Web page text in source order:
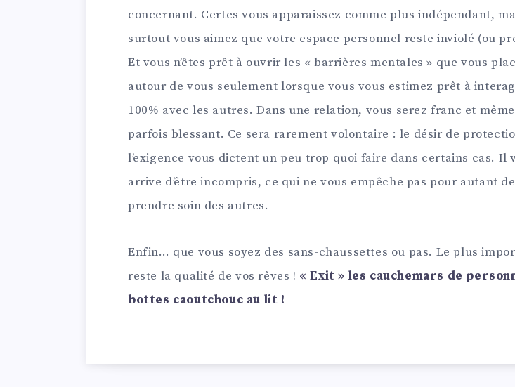
concernant. Certes vous apparaissez comme plus indépendant,
surtout vous aimez que votre espace personnel reste inviolé (ou
Et vous n’êtes prêt à ouvrir les « barrières mentales » que vous
autour de vous seulement lorsque vous vous estimez prêt à
100% avec les autres. Dans une relation, vous serez franc et même
parfois blessant. Ce sera rarement volontaire : le désir de
l’exigence vous dictent un peu trop quoi faire dans certains cas. Il
arrive d’être incompris, ce qui ne vous empêche pas pour autant de
prendre soin des autres.
Enfin… que vous soyez des sans-chaussettes ou pas. Le plus
reste la qualité de vos rêves ! « Exit » les cauchemars de
bottes caoutchouc au lit !